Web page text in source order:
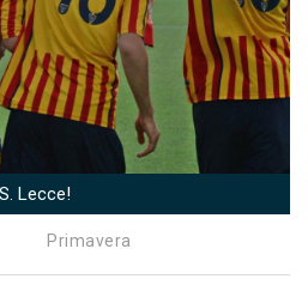
Lecce!
Primavera